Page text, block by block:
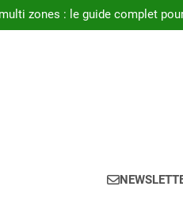
zones : le guide complet
la climatisation idéale pour